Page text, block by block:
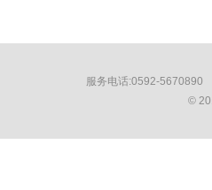
服务电话:0592-
©